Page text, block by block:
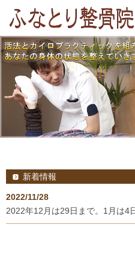
新着情報
2022/11/28
2022年12月は29日まで。1月は4